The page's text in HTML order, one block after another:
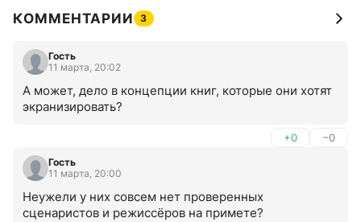
КОММЕНТАРИИ 3
Гость
11 марта, 20:02
А может, дело в концепции книг, которые они хотят
экранизировать?
+0 –0
Гость
11 марта, 20:00
Неужели у них совсем нет проверенных
сценаристов и режиссёров на примете?